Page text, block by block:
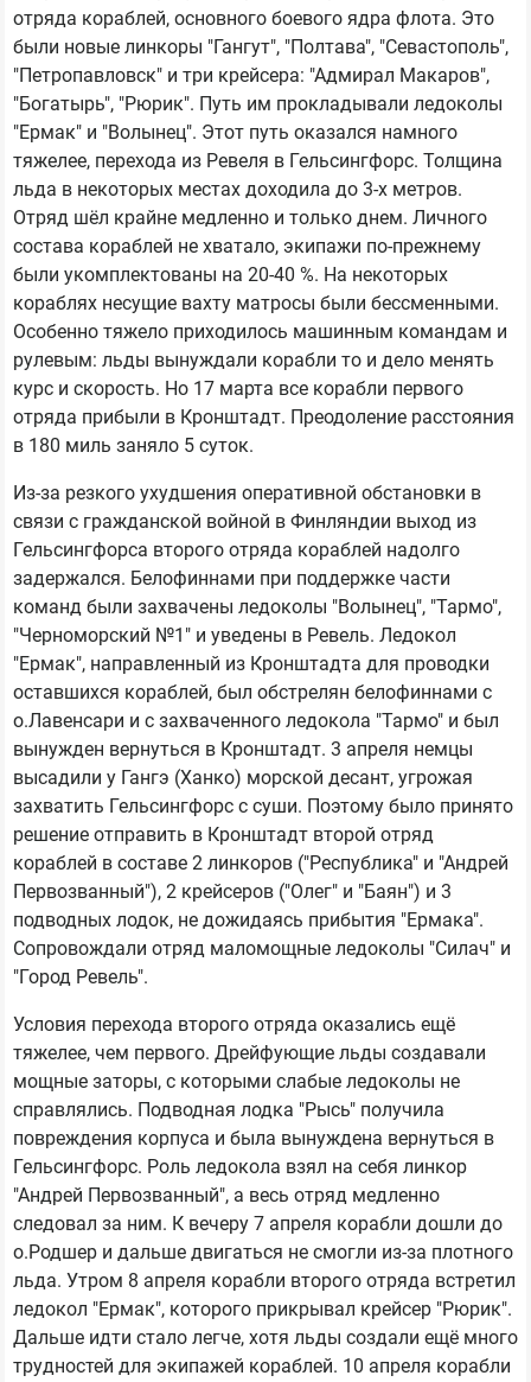
отряда кораблей, основного боевого ядра флота. Это
были новые линкоры "Гангут", "Полтава", "Севастополь",
"Петропавловск" и три крейсера: "Адмирал Макаров",
"Богатырь", "Рюрик". Путь им прокладывали ледоколы
"Ермак" и "Волынец". Этот путь оказался намного
тяжелее, перехода из Ревеля в Гельсингфорс. Толщина
льда в некоторых местах доходила до 3-х метров.
Отряд шёл крайне медленно и только днем. Личного
состава кораблей не хватало, экипажи по-прежнему
были укомплектованы на 20-40 %. На некоторых
кораблях несущие вахту матросы были бессменными.
Особенно тяжело приходилось машинным командам и
рулевым: льды вынуждали корабли то и дело менять
курс и скорость. Но 17 марта все корабли первого
отряда прибыли в Кронштадт. Преодоление расстояния
в 180 миль заняло 5 суток.
Из-за резкого ухудшения оперативной обстановки в
связи с гражданской войной в Финляндии выход из
Гельсингфорса второго отряда кораблей надолго
задержался. Белофиннами при поддержке части
команд были захвачены ледоколы "Волынец", "Тармо",
"Черноморский №1" и уведены в Ревель. Ледокол
"Ермак", направленный из Кронштадта для проводки
оставшихся кораблей, был обстрелян белофиннами с
о.Лавенсари и с захваченного ледокола "Тармо" и был
вынужден вернуться в Кронштадт. 3 апреля немцы
высадили у Гангэ (Ханко) морской десант, угрожая
захватить Гельсингфорс с суши. Поэтому было принято
решение отправить в Кронштадт второй отряд
кораблей в составе 2 линкоров ("Республика" и "Андрей
Первозванный"), 2 крейсеров ("Олег" и "Баян") и 3
подводных лодок, не дожидаясь прибытия "Ермака".
Сопровождали отряд маломощные ледоколы "Силач" и
"Город Ревель".
Условия перехода второго отряда оказались ещё
тяжелее, чем первого. Дрейфующие льды создавали
мощные заторы, с которыми слабые ледоколы не
справлялись. Подводная лодка "Рысь" получила
повреждения корпуса и была вынуждена вернуться в
Гельсингфорс. Роль ледокола взял на себя линкор
"Андрей Первозванный", а весь отряд медленно
следовал за ним. К вечеру 7 апреля корабли дошли до
о.Родшер и дальше двигаться не смогли из-за плотного
льда. Утром 8 апреля корабли второго отряда встретил
ледокол "Ермак", которого прикрывал крейсер "Рюрик".
Дальше идти стало легче, хотя льды создали ещё много
трудностей для экипажей кораблей. 10 апреля корабли